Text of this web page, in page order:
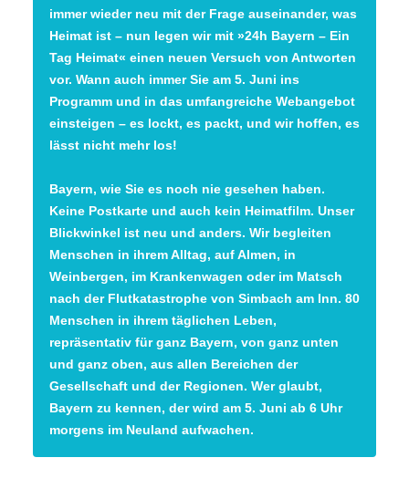
immer wieder neu mit der Frage auseinander, was
Heimat ist – nun legen wir mit »24h Bayern – Ein
Tag Heimat« einen neuen Versuch von Antworten
vor. Wann auch immer Sie am 5. Juni ins
Programm und in das umfangreiche Webangebot
einsteigen – es lockt, es packt, und wir hoffen, es
lässt nicht mehr los!
Bayern, wie Sie es noch nie gesehen haben.
Keine Postkarte und auch kein Heimatfilm. Unser
Blickwinkel ist neu und anders. Wir begleiten
Menschen in ihrem Alltag, auf Almen, in
Weinbergen, im Krankenwagen oder im Matsch
nach der Flutkatastrophe von Simbach am Inn. 80
Menschen in ihrem täglichen Leben,
repräsentativ für ganz Bayern, von ganz unten
und ganz oben, aus allen Bereichen der
Gesellschaft und der Regionen. Wer glaubt,
Bayern zu kennen, der wird am 5. Juni ab 6 Uhr
morgens im Neuland aufwachen.